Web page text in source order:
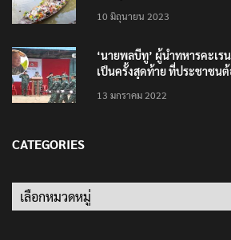
10 มิถุนายน 2023
‘นายพลบีทู’ ผู้นำทหารคะเร
เป็นครั้งสุดท้าย ที่ประชาชน
13 มกราคม 2022
CATEGORIES
Categories